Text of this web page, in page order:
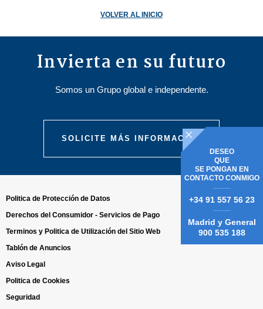
VOLVER AL INICIO
Invierta en su futuro
Somos un Grupo global e independente.
SOLICITE MÁS INFORMACIÓN
DESEO
QUE
SE PONGAN EN
CONTACTO CONMIGO
+34 91 557 56 23
Madrid y General
900 535 188
Politica de Protección de Datos
Derechos del Consumidor - Servicios de Pago
Terminos y Politica de Utilización del Sitio Web
Tablón de Anuncios
Aviso Legal
Politica de Cookies
Seguridad